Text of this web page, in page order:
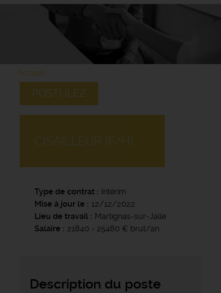
Accueil
POSTULEZ
CISAILLEUR (F/H)
Type de contrat
Intérim
Mise à jour le
12/12/2022
Lieu de travail
Martignas-sur-Jalle
Salaire
21840 - 25480 € brut/an
Description du poste